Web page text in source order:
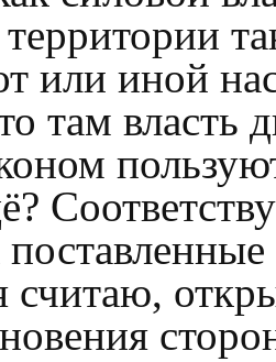
или иной
там власть
считаю,